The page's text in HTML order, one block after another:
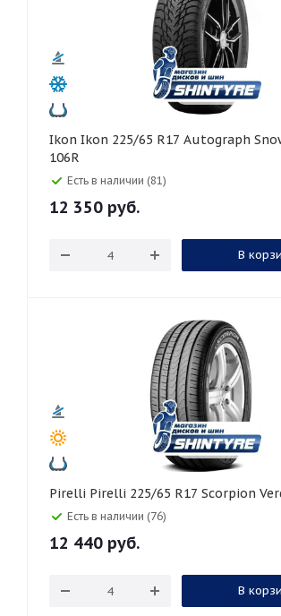
Ikon Ikon 225/65 R17 Autograph Snow 3 SUV
106R
Есть в наличии (81)
12 350 руб.
В
Pirelli Pirelli 225/65 R17 Scorpion
Есть в наличии (76)
12 440 руб.
В